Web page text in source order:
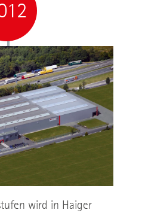
wird in Haiger